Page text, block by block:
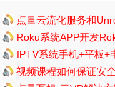
点量云流化服务和
Roku系统APP开发
IPTV系统手机+平板+
视频课程如何保证安